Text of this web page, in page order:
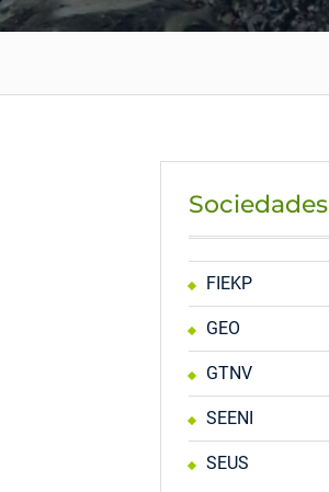
Sociedades
FIEKP
GEO
GTNV
SEENI
SEUS